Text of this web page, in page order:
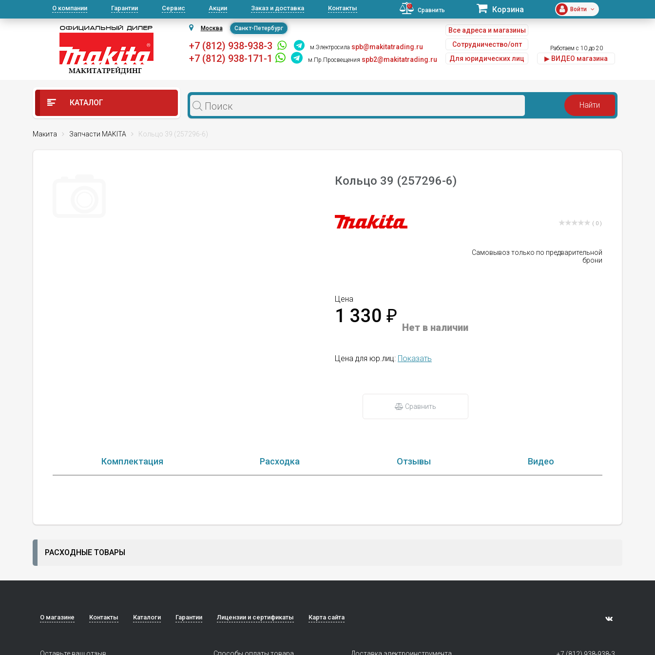
О компании Гарантии Сервис Акции Заказ и доставка Контакты 0
Сравнить Корзина Войти
Москва Санкт-Петербург
+7 (812) 938-938-3 м.Электросила spb@makitatrading.ru
+7 (812) 938-171-1 м.Пр.Просвещения spb2@makitatrading.ru
Все адреса и магазины
Сотрудничество/опт
Для юридических лиц
Работаем с 10 до 20
▶ ВИДЕО магазина
КАТАЛОГ
Макита Запчасти MAKITA Кольцо 39 (257296-6)
Кольцо 39 (257296-6)
( 0 )
Самовывоз только по предварительной
брони
Цена
1 330 ₽
Нет в наличии
Цена для юр.лиц: Показать
Сравнить
Комплектация Расходка Отзывы Видео
РАСХОДНЫЕ ТОВАРЫ
О магазине Контакты Каталоги Гарантии Лицензии и сертификаты Карта сайта